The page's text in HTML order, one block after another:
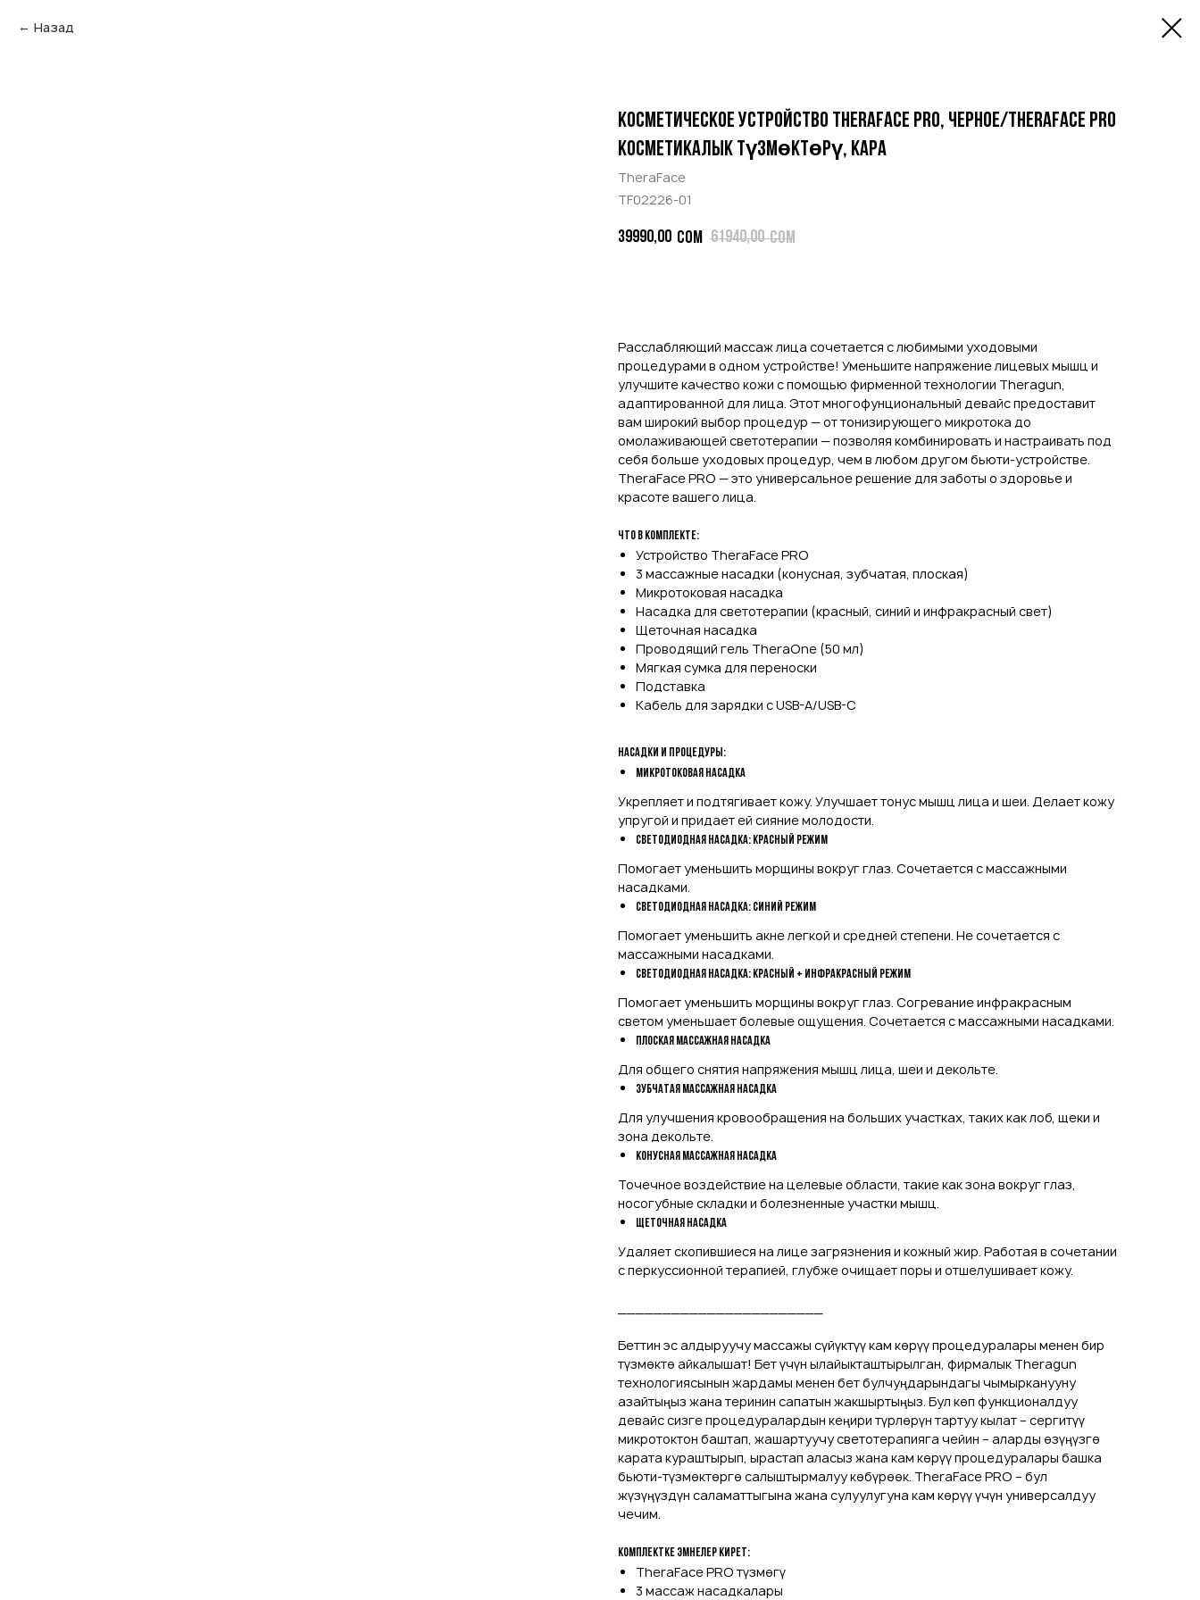
Назад
Косметическое устройство TheraFace PRO, черное/TheraFace PRO
косметикалык түзмөктөрү, кара
TheraFace
TF02226-01
39990,00 сом 61940,00 сом
Расслабляющий массаж лица сочетается с любимыми уходовыми
процедурами в одном устройстве! Уменьшите напряжение лицевых мышц и
улучшите качество кожи с помощью фирменной технологии Theragun,
адаптированной для лица. Этот многофунциональный девайс предоставит
вам широкий выбор процедур — от тонизирующего микротока до
омолаживающей светотерапии — позволяя комбинировать и настраивать под
себя больше уходовых процедур, чем в любом другом бьюти-устройстве.
TheraFace PRO — это универсальное решение для заботы о здоровье и
красоте вашего лица.
Что в комплекте:
Устройство TheraFace PRO
3 массажные насадки (конусная, зубчатая, плоская)
Микротоковая насадка
Насадка для светотерапии (красный, синий и инфракрасный свет)
Щеточная насадка
Проводящий гель TheraOne (50 мл)
Мягкая сумка для переноски
Подставка
Кабель для зарядки с USB-A/USB-C
Насадки и процедуры:
Микротоковая насадка
Укрепляет и подтягивает кожу. Улучшает тонус мышц лица и шеи. Делает кожу
упругой и придает ей сияние молодости.
Светодиодная насадка: красный режим
Помогает уменьшить морщины вокруг глаз. Сочетается с массажными
насадками.
Светодиодная насадка: синий режим
Помогает уменьшить акне легкой и средней степени. Не сочетается с
массажными насадками.
Светодиодная насадка: красный + инфракрасный режим
Помогает уменьшить морщины вокруг глаз. Согревание инфракрасным
светом уменьшает болевые ощущения. Сочетается с массажными насадками.
Плоская массажная насадка
Для общего снятия напряжения мышц лица, шеи и декольте.
Зубчатая массажная насадка
Для улучшения кровообращения на больших участках, таких как лоб, щеки и
зона декольте.
Конусная массажная насадка
Точечное воздействие на целевые области, такие как зона вокруг глаз,
носогубные складки и болезненные участки мышц.
Щеточная насадка
Удаляет скопившиеся на лице загрязнения и кожный жир. Работая в сочетании
с перкуссионной терапией, глубже очищает поры и отшелушивает кожу.
Беттин эс алдыруучу массажы сүйүктүү кам көрүү процедуралары менен бир
түзмөктө айкалышат! Бет үчүн ылайыкташтырылган, фирмалык Theragun
технологиясынын жардамы менен бет булчуңдарындагы чымырканууну
азайтыңыз жана теринин сапатын жакшыртыңыз. Бул көп функционалдуу
девайс сизге процедуралардын кеңири түрлөрүн тартуу кылат – сергитүү
микротоктон баштап, жашартуучу светотерапияга чейин – аларды өзүңүзгө
карата кураштырып, ырастап аласыз жана кам көрүү процедуралары башка
бьюти-түзмөктөргө салыштырмалуу көбүрөөк. TheraFace PRO – бул
жүзүңүздүн саламаттыгына жана сулуулугуна кам көрүү үчүн универсалдуу
чечим.
Комплектке эмнелер кирет:
TheraFace PRO түзмөгү
3 массаж насадкалары